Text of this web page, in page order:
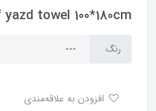
towel 100*180cm
رنگ